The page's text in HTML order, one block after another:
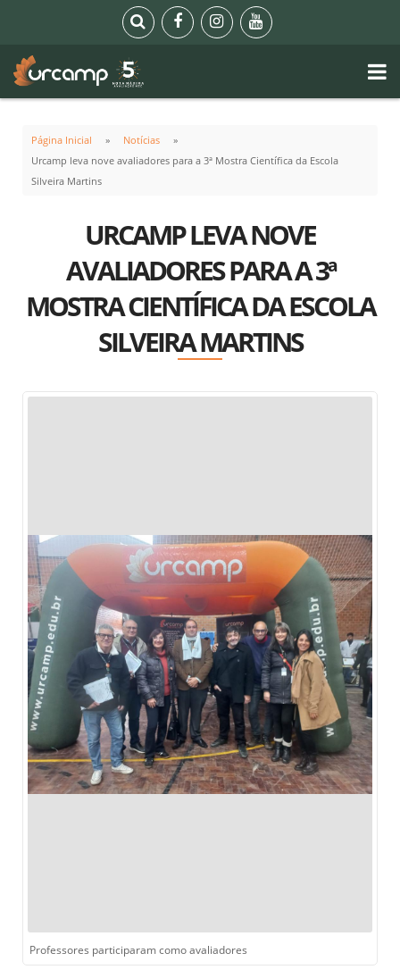
Página Inicial
Notícias
Urcamp leva nove avaliadores para a 3ª Mostra Científica da Escola
Silveira Martins
URCAMP LEVA NOVE
AVALIADORES PARA A 3ª
MOSTRA CIENTÍFICA DA ESCOLA
SILVEIRA MARTINS
Professores participaram como avaliadores